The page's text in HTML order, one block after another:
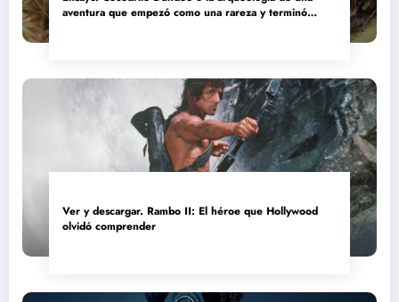
aventura que empezó como una rareza y terminó
Ver y descargar. Rambo II: El héroe que Hollywood
olvidó comprender